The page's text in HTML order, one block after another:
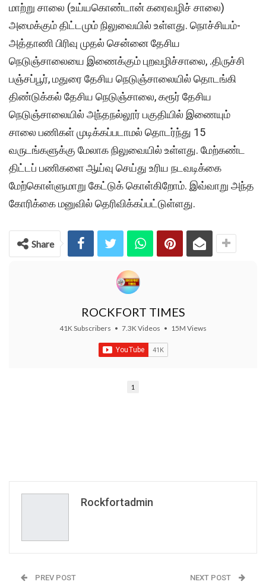
மாற்று சாலை (உய்யகொண்டான் கரைவழிச் சாலை)
அமைக்கும் திட்டமும் நிலுவையில் உள்ளது. நொச்சியம்-
அத்தாணி பிரிவு முதல் சென்னை தேசிய
நெடுஞ்சாலையை இணைக்கும் புறவழிச்சாலை, .திருச்சி
பஞ்சப்பூர், மதுரை தேசிய நெடுஞ்சாலையில் தொடங்கி
திண்டுக்கல் தேசிய நெடுஞ்சாலை, கரூர் தேசிய
நெடுஞ்சாலையில் அந்தநல்லூர் பகுதியில் இணையும்
சாலை பணிகள் முடிக்கப்படாமல் தொடர்ந்து 15
வருடங்களுக்கு மேலாக நிலுவையில் உள்ளது. மேற்கண்ட
திட்டப் பணிகளை ஆய்வு செய்து உரிய நடவடிக்கை
மேற்கொள்ளுமாறு கேட்டுக் கொள்கிறோம். இவ்வாறு அந்த
கோரிக்கை மனுவில் தெரிவிக்கப்பட்டுள்ளது.
Share
ROCKFORT TIMES
41K Subscribers • 7.3K Videos • 15M Views
1
Rockfortadmin
PREV POST NEXT POST